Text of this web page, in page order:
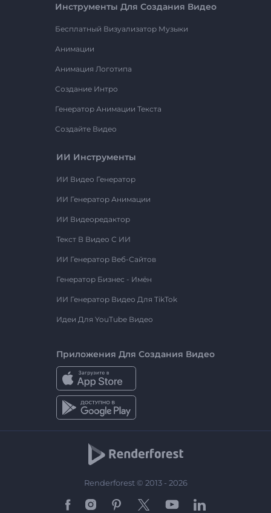
Инструменты Для Создания Видео
Бесплатный Визуализатор Музыки
Анимации
Анимация Логотипа
Создание Интро
Генератор Анимации Текста
Создайте Видео
ИИ Инструменты
ИИ Видео Генератор
ИИ Генератор Анимации
ИИ Видеоредактор
Текст В Видео С ИИ
ИИ Генератор Веб-Сайтов
Генератор Бизнес - Имён
ИИ Генератор Видео Для TikTok
Идеи Для YouTube Видео
Приложения Для Создания Видео
Renderforest © 2013 - 2026